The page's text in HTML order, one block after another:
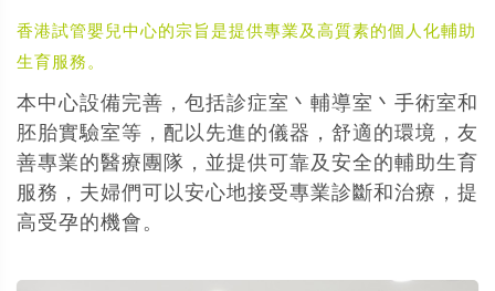
香港試管嬰兒中心的宗旨是提供專業及高質素的個人化輔助
生育服務。
本中心設備完善，包括診症室丶輔導室丶手術室和
胚胎實驗室等，配以先進的儀器，舒適的環境，友
善專業的醫療團隊，並提供可靠及安全的輔助生育
服務，夫婦們可以安心地接受專業診斷和治療，提
高受孕的機會。